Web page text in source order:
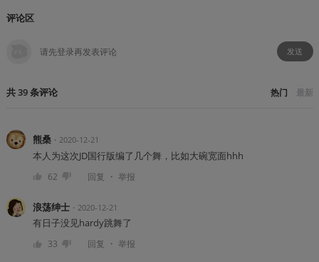
评论区
发送
共39条评论 热门 最新
熊桑・ 2020-12-21
本人为这次JD国行版编了几个舞，比如大碗宽面hhh
62 回复 ・ 举报
浪荡绅士・ 2020-12-21
有日子没见hardy跳舞了
33 回复 ・ 举报